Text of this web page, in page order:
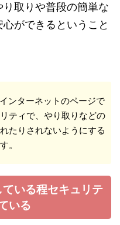
取りや普段の簡単な
ができるということ
ンターネットのページで
ティで、やり取りなどの
たりされないようにする
。
いる程セキュリテ
いる